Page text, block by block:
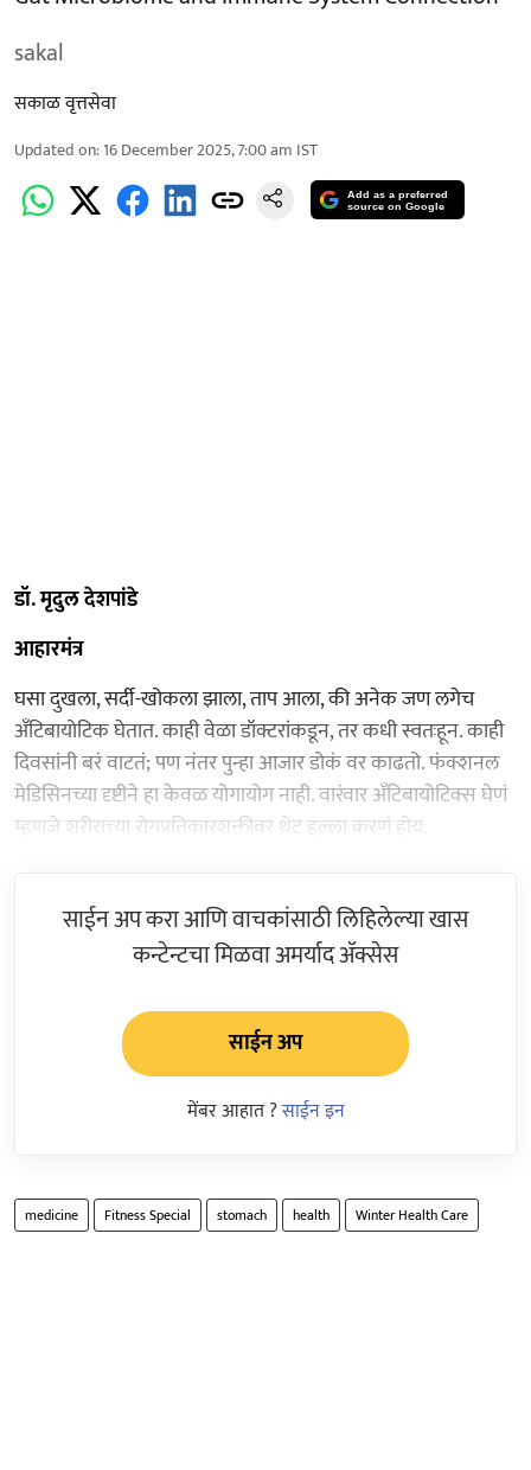
sakal
सकाळ वृत्तसेवा
Updated on:16 December 2025, 7:00 am IST
Add as a preferred
source on Google
डॉ. मृदुल देशपांडे
आहारमंत्र
घसा दुखला, सर्दी-खोकला झाला, ताप आला, की अनेक जण लगेच
अँटिबायोटिक घेतात. काही वेळा डॉक्टरांकडून, तर कधी स्वतःहून. काही
दिवसांनी बरं वाटतं; पण नंतर पुन्हा आजार डोकं वर काढतो. फंक्शनल
मेडिसिनच्या दृष्टीने हा केवळ योगायोग नाही. वारंवार अँटिबायोटिक्स घेणं
म्हणजे शरीराच्या रोगप्रतिकारशक्तीवर थेट हल्ला करणं होय.
साईन अप करा आणि वाचकांसाठी लिहिलेल्या खास
कन्टेन्टचा मिळवा अमर्याद ॲक्सेस
साईन अप
मेंबर आहात ?साईन इन
medicine Fitness Special stomach health Winter Health Care